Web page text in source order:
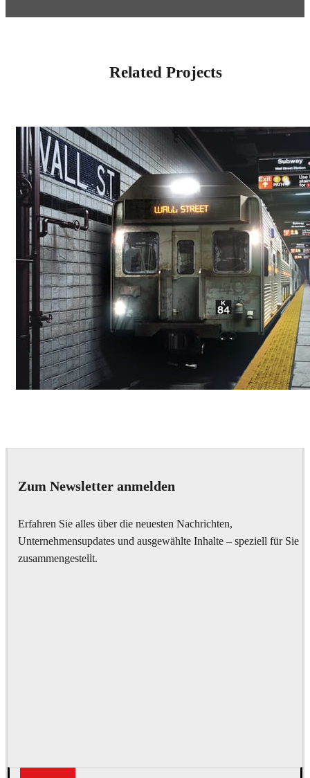
Related Projects
Zum Newsletter anmelden
Erfahren Sie alles über die neuesten Nachrichten,
Unternehmensupdates und ausgewählte Inhalte – speziell für Sie
zusammengestellt.